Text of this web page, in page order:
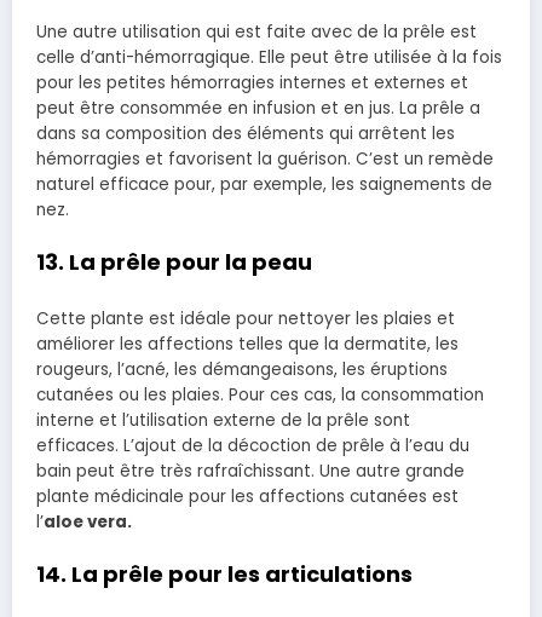
Une autre utilisation qui est faite avec de la prêle est
celle d’anti-hémorragique. Elle peut être utilisée à la fois
pour les petites hémorragies internes et externes et
peut être consommée en infusion et en jus. La prêle a
dans sa composition des éléments qui arrêtent les
hémorragies et favorisent la guérison. C’est un remède
naturel efficace pour, par exemple, les saignements de
nez.
13. La prêle pour la peau
Cette plante est idéale pour nettoyer les plaies et
améliorer les affections telles que la dermatite, les
rougeurs, l’acné, les démangeaisons, les éruptions
cutanées ou les plaies. Pour ces cas, la consommation
interne et l’utilisation externe de la prêle sont
efficaces. L’ajout de la décoction de prêle à l’eau du
bain peut être très rafraîchissant. Une autre grande
plante médicinale pour les affections cutanées est
l’aloe vera.
14. La prêle pour les articulations